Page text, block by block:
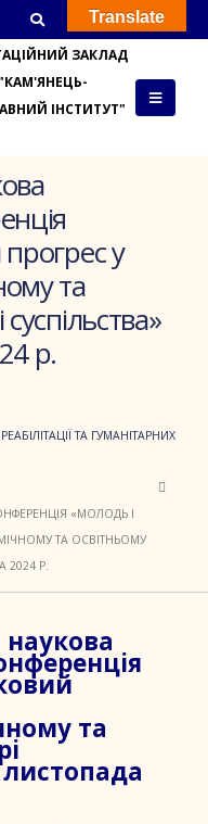
ЗАКЛАД
ІНСТИТУТ"
у
та
р.
ТА ГУМАНІТАРНИХ
«МОЛОДЬ І
ТА ОСВІТНЬОМУ
2024 Р.
та
листопада
Translate